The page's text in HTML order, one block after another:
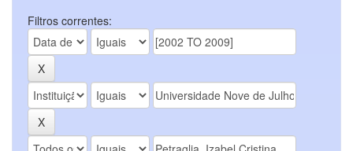
Filtros correntes: